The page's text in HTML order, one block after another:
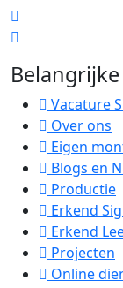
Vacature
Over ons
Eigen
Blogs en
Productie
Erkend
Erkend
Projecten
Online